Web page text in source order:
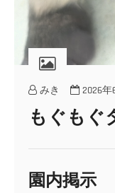
みき 2026年
もぐもぐ
園内掲示